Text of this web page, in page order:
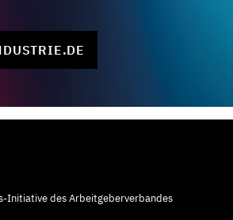
Initiative des Arbeitgeberverbandes